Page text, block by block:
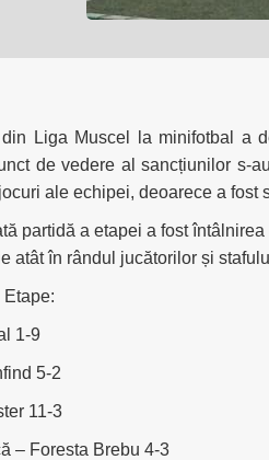
Liga Muscel la minifotbal a
de vedere al sancțiunilor s-
ale echipei, deoarece a fost
partidă a etapei a fost
atât în rândul jucătorilor și
1-9
5-2
11-3
– Foresta Brebu 4-3